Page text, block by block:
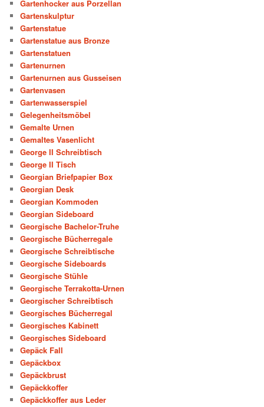
Gartenhocker aus Porzellan
Gartenskulptur
Gartenstatue
Gartenstatue aus Bronze
Gartenstatuen
Gartenurnen
Gartenurnen aus Gusseisen
Gartenvasen
Gartenwasserspiel
Gelegenheitsmöbel
Gemalte Urnen
Gemaltes Vasenlicht
George II Schreibtisch
George II Tisch
Georgian Briefpapier Box
Georgian Desk
Georgian Kommoden
Georgian Sideboard
Georgische Bachelor-Truhe
Georgische Bücherregale
Georgische Schreibtische
Georgische Sideboards
Georgische Stühle
Georgische Terrakotta-Urnen
Georgischer Schreibtisch
Georgisches Bücherregal
Georgisches Kabinett
Georgisches Sideboard
Gepäck Fall
Gepäckbox
Gepäckbrust
Gepäckkoffer
Gepäckkoffer aus Leder